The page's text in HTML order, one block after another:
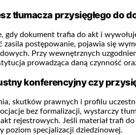
tłumacza przysięgłego do
gdy dokument trafia do akt i
zasila postępowanie, pojawia się
Przy wewnętrznych
prowadząca daną czynność
konferencyjny czy
skutków prawnych i profilu
bez formalizacji, wystarczy
rejestrowych. Jeśli materiał trafi
poziom specjalizacji dziedzinowej.